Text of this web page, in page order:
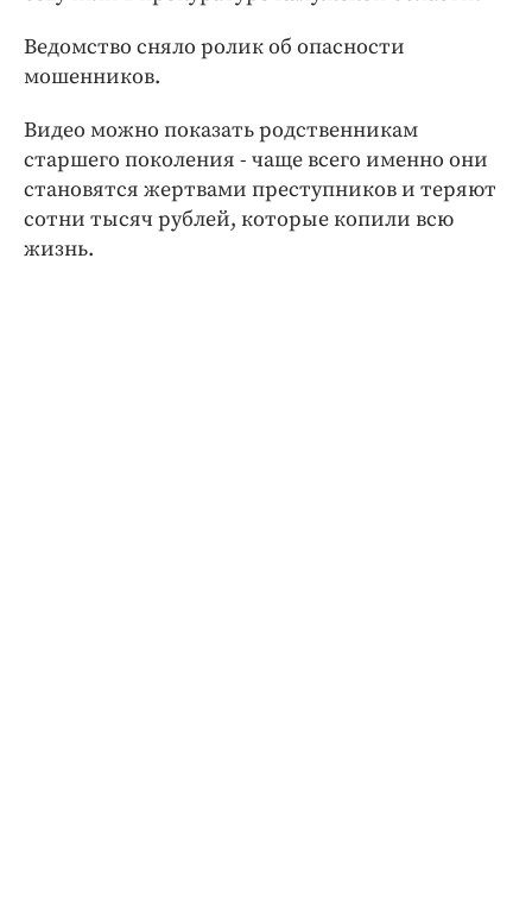
Интересное чтиво
Клиника года
Бренд года
Ведомство сняло ролик об опасности
мошенников.
Видео можно показать родственникам
старшего поколения - чаще всего именно они
становятся жертвами преступников и теряют
сотни тысяч рублей, которые копили всю
жизнь.